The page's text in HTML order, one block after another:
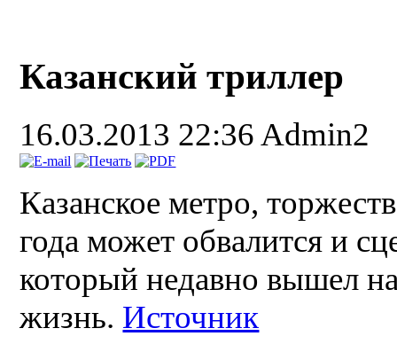
Казанский триллер
16.03.2013 22:36Admin2
Казанское метро,
года может обвалится и
который недавно вышел
жизнь. Источник